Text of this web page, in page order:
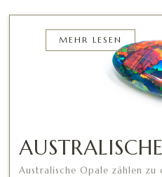
Australische Opale zählen
MEHR LESEN